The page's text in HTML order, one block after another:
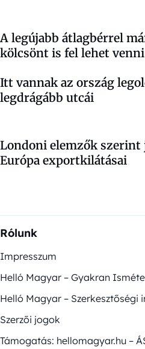
A legújabb átlagbérrel
kölcsönt is fel lehet venni
Itt vannak az ország
legdrágább utcái
Londoni elemzők szerint
Európa exportkilátásai
Rólunk
Impresszum
Helló Magyar – Gyakran
Helló Magyar – Szerkesztőségi
Szerzői jogok
Támogatás: hellomagyar.hu –